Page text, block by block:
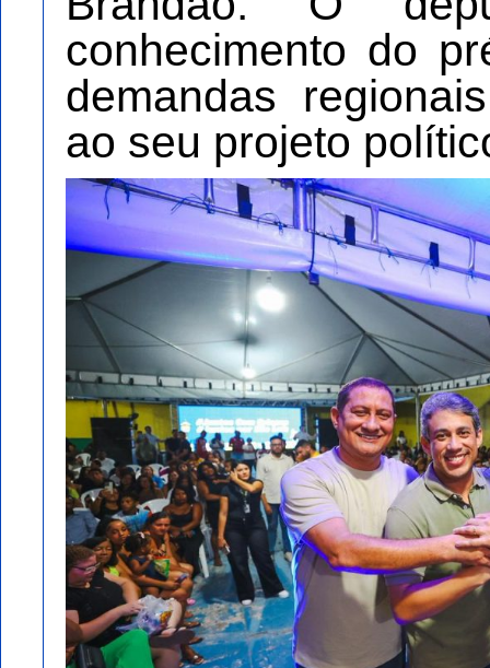
conhecimento do
demandas
ao seu projeto